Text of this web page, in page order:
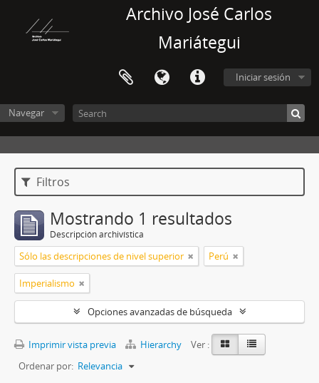
Archivo José Carlos
Mariátegui
Iniciar sesión
Navegar
Filtros
Mostrando 1 resultados
Descripción archivística
Sólo las descripciones de nivel superior Perú
Imperialismo
Opciones avanzadas de búsqueda
Imprimir vista previa Hierarchy
Ver :
Ordenar por: Relevancia